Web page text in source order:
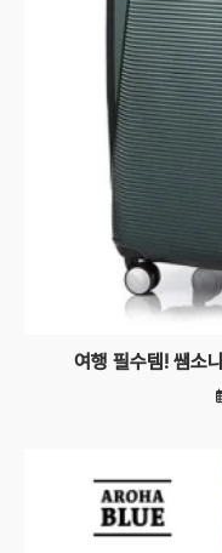
여행 필수템! 쌤소